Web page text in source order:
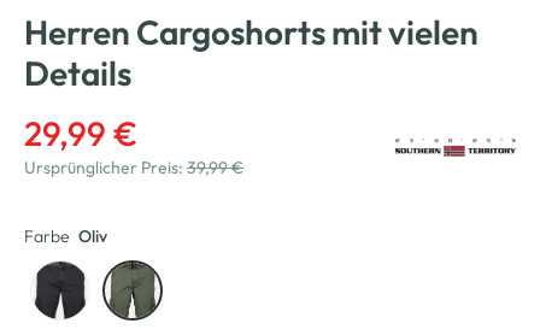
Herren Cargoshorts mit vielen
Details
29,99 €
Ursprünglicher Preis: 39,99 €
Farbe Oliv